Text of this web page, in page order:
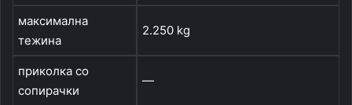
максимална
тежина
2.250 kg
приколка со
сопирачки
—